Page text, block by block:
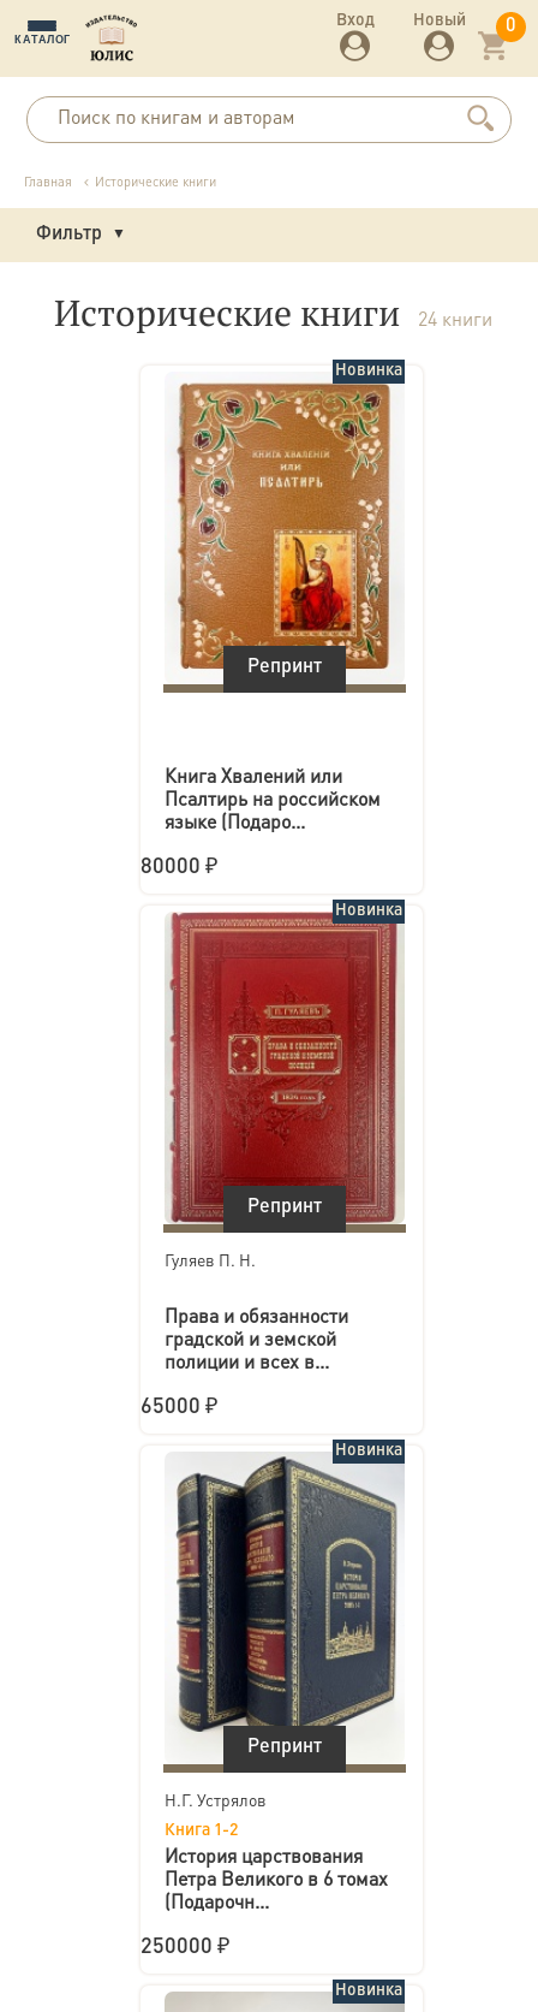
КАТАЛОГ
0
Новый
Вход
Главная Исторические книги
Фильтр
Исторические книги 24 книги
Репринт
Книга Хвалений или
Псалтирь на российском
языке (Подаро...
80000 ₽
Репринт
Гуляев П. Н.
Права и обязанности
градской и земской
полиции и всех в...
65000 ₽
Репринт
Н.Г. Устрялов
Книга 1-2
История царствования
Петра Великого в 6 томах
(Подарочн...
250000 ₽